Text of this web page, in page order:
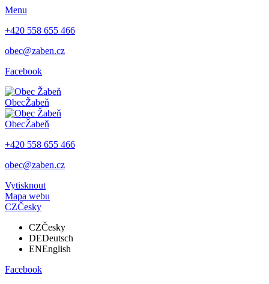
Menu
+420 558 655 466
obec@zaben.cz
Facebook
ObecŽabeň
ObecŽabeň
+420 558 655 466
obec@zaben.cz
Vytisknout
Mapa webu
CZČesky
CZČesky
DEDeutsch
ENEnglish
Facebook